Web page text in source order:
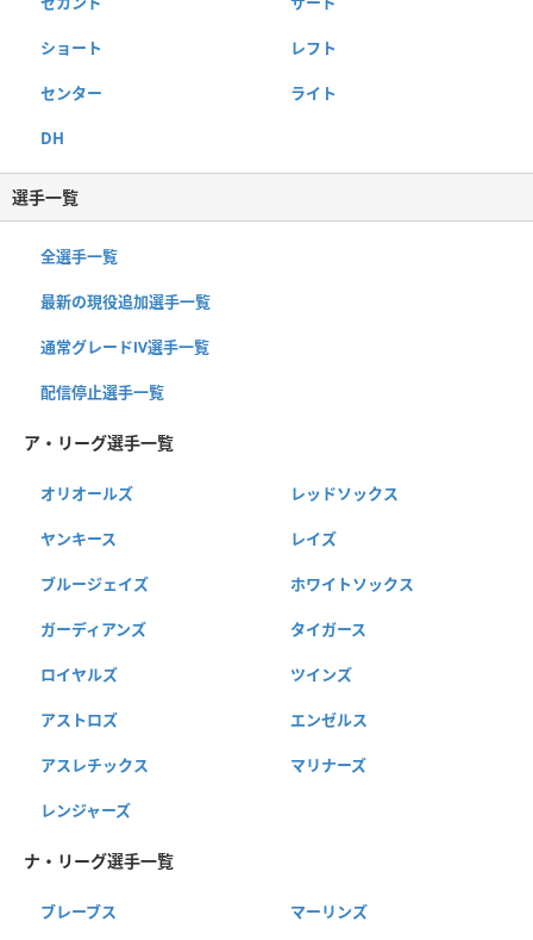
ショート レフト
センター ライト
DH
選手一覧
全選手一覧
最新の現役追加選手一覧
通常グレードⅣ選手一覧
配信停止選手一覧
ア・リーグ選手一覧
オリオールズ レッドソックス
ヤンキース レイズ
ブルージェイズ ホワイトソックス
ガーディアンズ タイガース
ロイヤルズ ツインズ
アストロズ エンゼルス
アスレチックス マリナーズ
レンジャーズ
ナ・リーグ選手一覧
ブレーブス マーリンズ